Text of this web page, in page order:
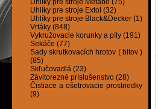
Uhlíky pre stroje Metabo (75)
Uhlíky pre stroje Extol (32)
Uhlíky pre stroje Black&Decker (1)
Vrtáky (848)
Vykružovacie korunky a píly (191)
Sekáče (77)
Sady skrutkovacích hrotov ( bitov )
(85)
Skľučovadlá (23)
Závitorezné príslušenstvo (28)
Čistiace a ošetrovacie prostriedky
(9)